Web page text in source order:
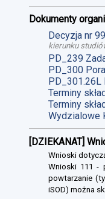
Dokumenty
Decyzja nr
kierunku
PD_239
PD_300
PD_301.26L
Terminy
Terminy
Wydzialowe
[DZIEKANAT]
Wnioski
Wnioski 111 -
powtarzanie
iSOD) można